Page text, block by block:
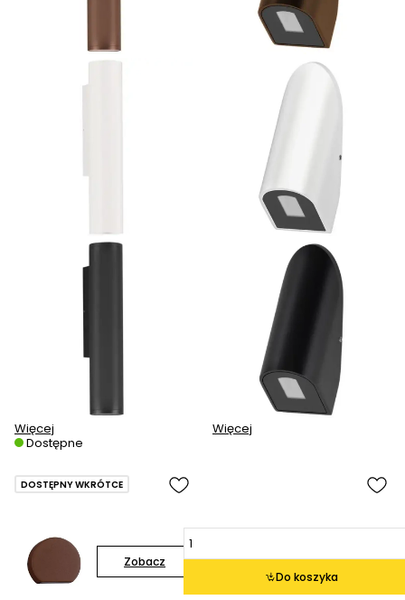
Więcej
Dostępne
Więcej
Zobacz
DOSTĘPNY WKRÓTCE
Do koszyka